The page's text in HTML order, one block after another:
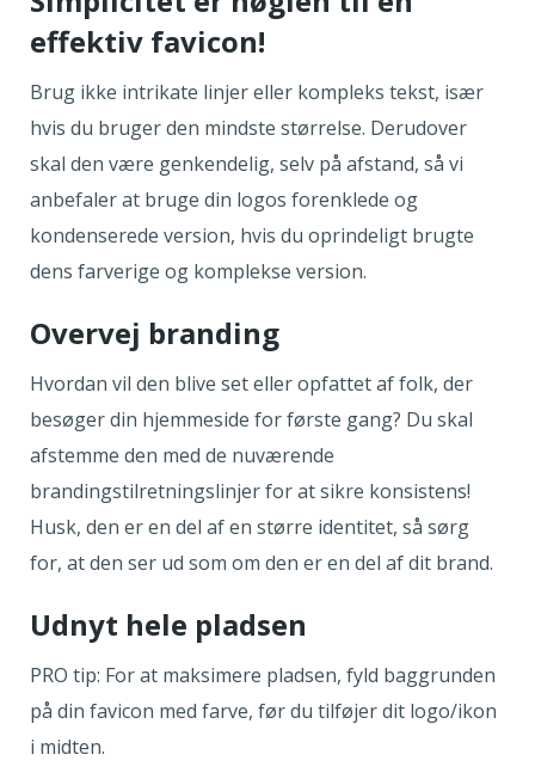
effektiv favicon!
Brug ikke intrikate linjer eller kompleks tekst, især
hvis du bruger den mindste størrelse. Derudover
skal den være genkendelig, selv på afstand, så vi
anbefaler at bruge din logos forenklede og
kondenserede version, hvis du oprindeligt brugte
dens farverige og komplekse version.
Overvej branding
Hvordan vil den blive set eller opfattet af folk, der
besøger din hjemmeside for første gang? Du skal
afstemme den med de nuværende
brandingstilretningslinjer for at sikre konsistens!
Husk, den er en del af en større identitet, så sørg
for, at den ser ud som om den er en del af dit brand.
Udnyt hele pladsen
PRO tip: For at maksimere pladsen, fyld baggrunden
på din favicon med farve, før du tilføjer dit logo/ikon
i midten.